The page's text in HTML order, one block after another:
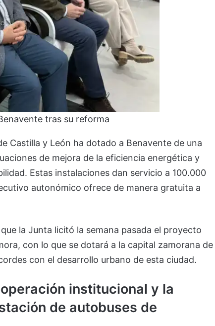
tras su reforma
Castilla y León ha dotado a Benavente de una
de mejora de la eficiencia energética y
Estas instalaciones dan servicio a 100.000
autonómico ofrece de manera gratuita a
la Junta licitó la semana pasada el proyecto
con lo que se dotará a la capital zamorana de
con el desarrollo urbano de esta ciudad.
institucional y la
de autobuses de